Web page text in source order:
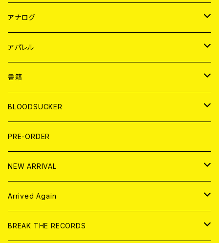
JAPAN
WORLD
アナログ
JAPAN
７EP
LP
WORLD
7EP
LP
アパレル
JAPAN
T-shirt
HOOD
WORLD
T-shirt
HOOD
書籍
MAGAZINE
BOLLOCKS
EL ZINE
写真集 (PHOTOBOOK)
BLOODSUCKER
CD
アナログ
アパレル
書籍
PRE-ORDER
NEW ARRIVAL
CD
アナログ
Arrived Again
CD
BREAK THE RECORDS